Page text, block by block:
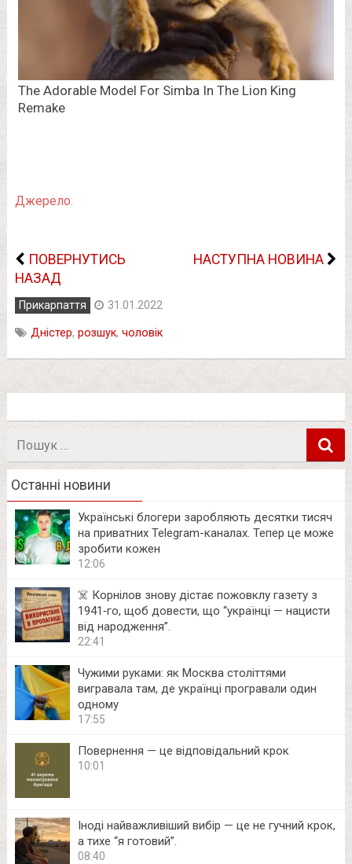
Джерело.
ПОВЕРНУТИСЬ
НАЗАД
НАСТУПНА НОВИНА
Прикарпаття 31.01.2022
Дністер, розшук, чоловік
Останні новини
Українські блогери заробляють десятки тисяч
на приватних Telegram-каналах. Тепер це може
зробити кожен
12:06
☠️ Корнілов знову дістає пожовклу газету з
1941‑го, щоб довести, що “українці — нацисти
від народження”.
22:41
Чужими руками: як Москва століттями
вигравала там, де українці програвали один
одному
17:55
Повернення — це відповідальний крок
10:01
Іноді найважливіший вибір — це не гучний крок,
а тихе “я готовий”.
08:40